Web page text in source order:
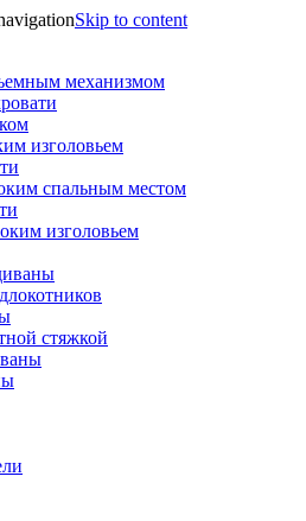
Skip to content
механизмом
изголовьем
спальным местом
изголовьем
стяжкой